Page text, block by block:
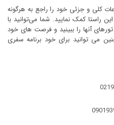
کلی و جزئی خود را راجع به هرگونه
راستا کمک نمایید. شما می‌توانید با
آنها را ببینید و فرصت های خود
می توانید برای خود برنامه سفری